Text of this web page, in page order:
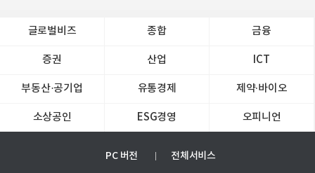
글로벌비즈 종합 금융
증권 산업 ICT
부동산·공기업 유통경제 제약∙바이오
소상공인 ESG경영 오피니언
PC 버전 전체서비스